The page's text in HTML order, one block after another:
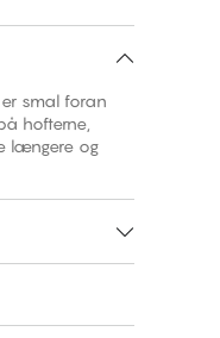
smal foran
hofterne,
længere og